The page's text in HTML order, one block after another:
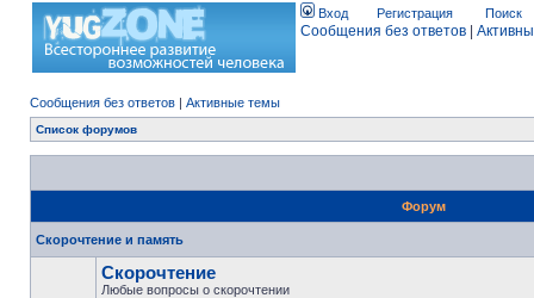
Вход Регистрация Поиск
Сообщения без ответов
Сообщения без ответов | Активные темы
Список форумов
Форум
Скорочтение и память
Скорочтение
Любые вопросы о скорочтении